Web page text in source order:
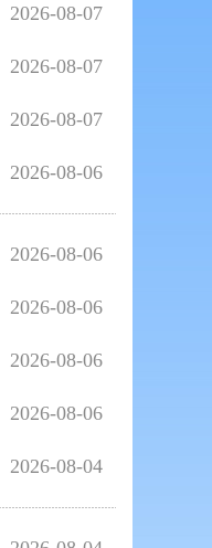
2026-08-07
2026-08-07
2026-08-07
2026-08-06
2026-08-06
2026-08-06
2026-08-06
2026-08-06
2026-08-04